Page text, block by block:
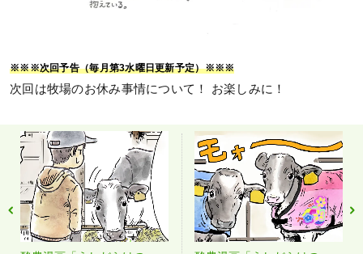
※※※次回予告（毎月第3水曜日更新予定）※※※
次回は牧場のお休み事情について！ お楽しみに！